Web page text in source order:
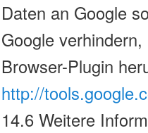
Daten an Google
Google
Browser-Plugin
http://
14.6 Weitere